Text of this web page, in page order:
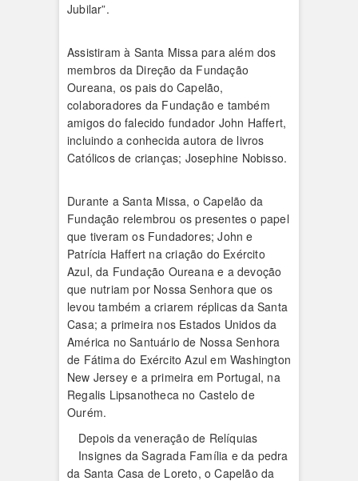
Jubilar”.
Assistiram à Santa Missa para além dos
membros da Direção da Fundação
Oureana, os pais do Capelão,
colaboradores da Fundação e também
amigos do falecido fundador John Haffert,
incluindo a conhecida autora de livros
Católicos de crianças; Josephine Nobisso.
Durante a Santa Missa, o Capelão da
Fundação relembrou os presentes o papel
que tiveram os Fundadores; John e
Patrícia Haffert na criação do Exército
Azul, da Fundação Oureana e a devoção
que nutriam por Nossa Senhora que os
levou também a criarem réplicas da Santa
Casa; a primeira nos Estados Unidos da
América no Santuário de Nossa Senhora
de Fátima do Exército Azul em Washington
New Jersey e a primeira em Portugal, na
Regalis Lipsanotheca no Castelo de
Ourém.
Depois da veneração de Relíquias
Insignes da Sagrada Família e da pedra
da Santa Casa de Loreto, o Capelão da